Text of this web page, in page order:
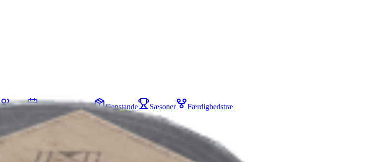
Hold Kortbegivenheder Genstande Sæsoner Færdighedstræ